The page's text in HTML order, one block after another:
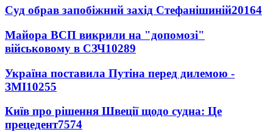
Суд обрав запобіжний захід Стефанішиній20164
Майора ВСП викрили на "допомозі"
військовому в СЗЧ10289
Україна поставила Путіна перед дилемою -
ЗМІ10255
Київ про рішення Швеції щодо судна: Це
прецедент7574